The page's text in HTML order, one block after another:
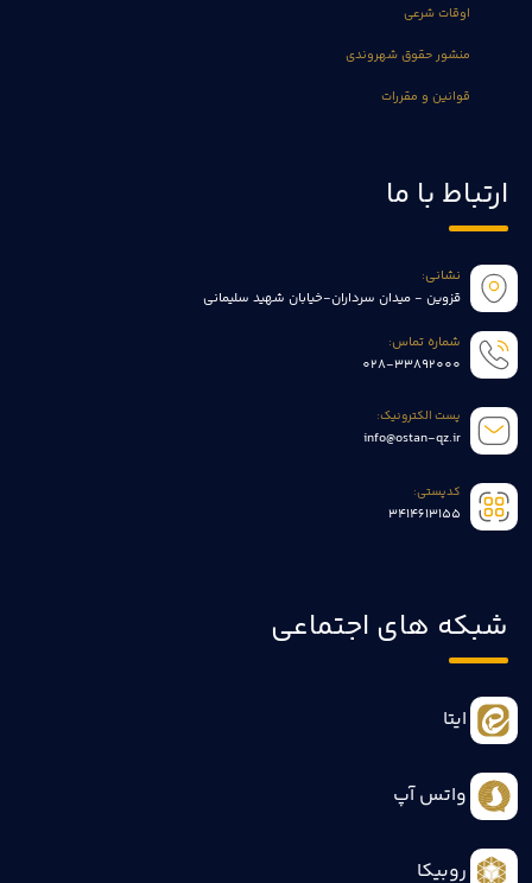
اوقات شرعی
منشور حقوق شهروندی
قوانین و مقررات
ارتباط با ما
نشانی:
قزوین - میدان سرداران-خیابان شهید سلیمانی
شماره تماس:
028-33892000
پست الکترونیک:
info@ostan-qz.ir
کدپستی:
3414613155
شبکه های اجتماعی
ایتا
واتس آپ
روبیکا